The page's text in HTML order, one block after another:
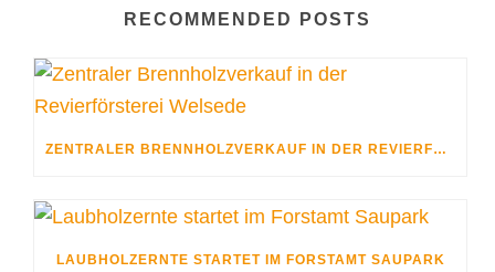
RECOMMENDED POSTS
ZENTRALER BRENNHOLZVERKAUF IN DER REVIERFÖRSTEREI WELSEDE
LAUBHOLZERNTE STARTET IM FORSTAMT SAUPARK